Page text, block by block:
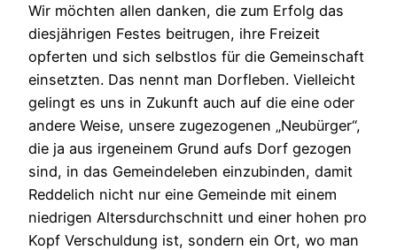
Wir möchten allen danken, die zum Erfolg das
diesjährigen Festes beitrugen, ihre Freizeit
opferten und sich selbstlos für die Gemeinschaft
einsetzten. Das nennt man Dorfleben. Vielleicht
gelingt es uns in Zukunft auch auf die eine oder
andere Weise, unsere zugezogenen „Neubürger“,
die ja aus irgeneinem Grund aufs Dorf gezogen
sind, in das Gemeindeleben einzubinden, damit
Reddelich nicht nur eine Gemeinde mit einem
niedrigen Altersdurchschnitt und einer hohen pro
Kopf Verschuldung ist, sondern ein Ort, wo man